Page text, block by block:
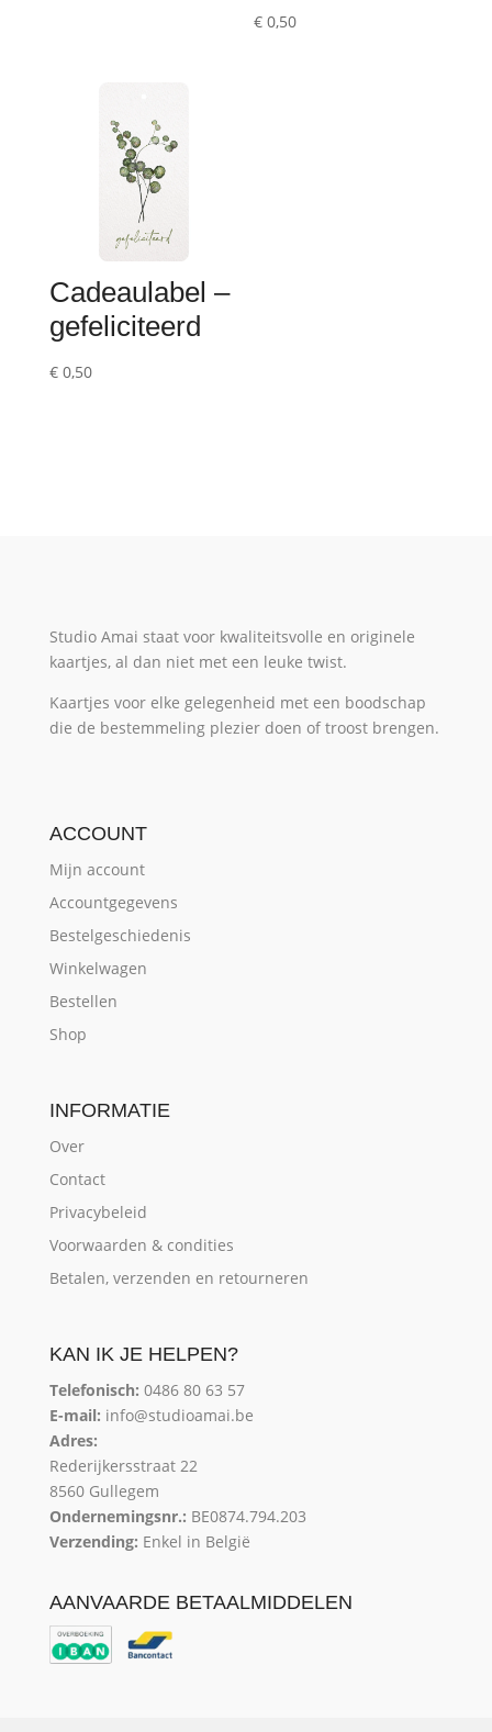
€ 0,50
Cadeaulabel –
gefeliciteerd
€0,50
Studio Amai staat voor kwaliteitsvolle en originele
kaartjes, al dan niet met een leuke twist.
Kaartjes voor elke gelegenheid met een boodschap
die de bestemmeling plezier doen of troost brengen.
ACCOUNT
Mijn account
Accountgegevens
Bestelgeschiedenis
Winkelwagen
Bestellen
Shop
INFORMATIE
Over
Contact
Privacybeleid
Voorwaarden & condities
Betalen, verzenden en retourneren
KAN IK JE HELPEN?
Telefonisch: 0486 80 63 57
E-mail: info@studioamai.be
Adres:
Rederijkersstraat 22
8560 Gullegem
Ondernemingsnr.: BE0874.794.203
Verzending: Enkel in België
AANVAARDE BETAALMIDDELEN